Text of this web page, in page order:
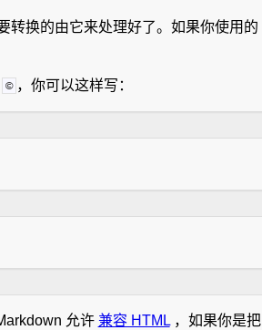
转换的由它来处理好了。如果你使用的
© ，你可以这样写：
允许 兼容 HTML，如果你是把